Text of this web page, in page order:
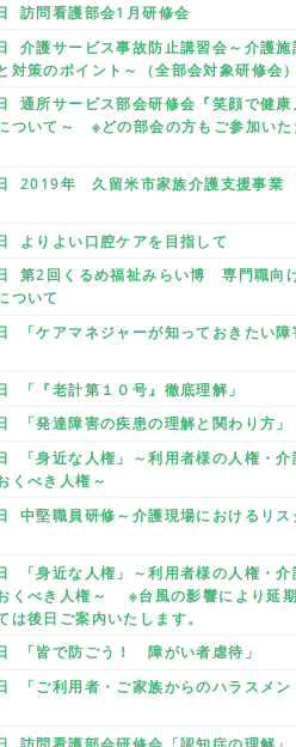
訪問看護部会1月研修会
介護サービス事故防止講習会～介護施
対策のポイント～（全部会対象研修会
通所サービス部会研修会『笑顔で健康
ついて～ ※どの部会の方もご参加い
2019年 久留米市家族介護支援事
よりよい口腔ケアを目指して
第2回くるめ福祉みらい博 専門職向
ついて
「ケアマネジャーが知っておきたい障
「『老計第１０号』徹底理解」
「発達障害の疾患の理解と関わり方」
「身近な人権」～利用者様の人権・介
くべき人権～
中堅職員研修～介護現場におけるリス
「身近な人権」～利用者様の人権・介
くべき人権～ ※台風の影響により延
後日ご案内いたします。
「皆で防ごう！ 障がい者虐待」
「ご利用者・ご家族からのハラスメン